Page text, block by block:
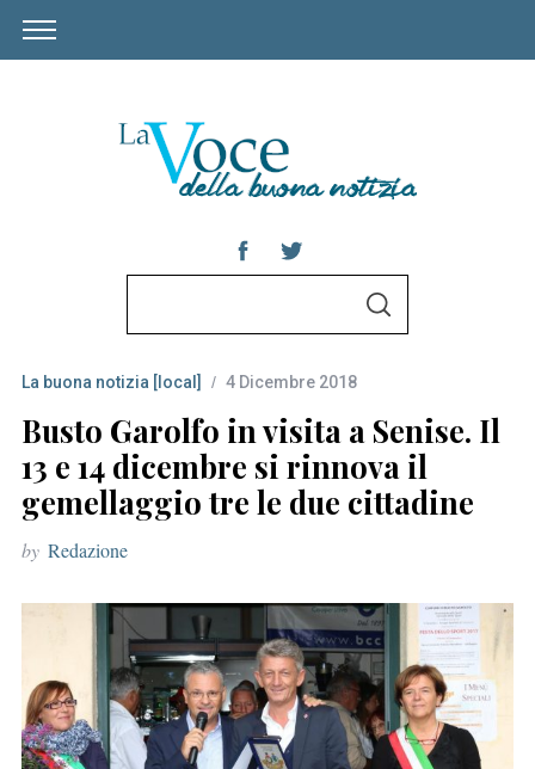
r
c
h
f
o
r
S
La buona notizia [local] 4 Dicembre 2018
Busto Garolfo in visita a Senise. Il
13 e 14 dicembre si rinnova il
gemellaggio tre le due cittadine
by Redazione